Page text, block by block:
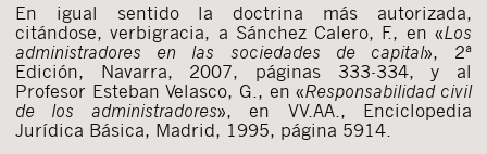
En igual sentido la doctrina más autorizada,
citándose, verbigracia, a Sánchez Calero, F., en «Los
administradores en las sociedades de capital», 2ª
Edición, Navarra, 2007, páginas 333-334, y al
Profesor Esteban Velasco, G., en «Responsabilidad civil
de los administradores», en VV.AA., Enciclopedia
Jurídica Básica, Madrid, 1995, página 5914.